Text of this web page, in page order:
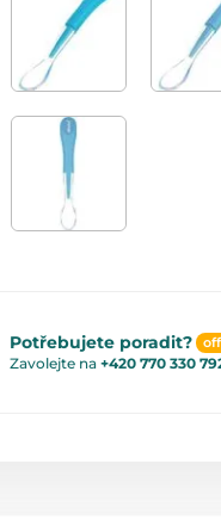
Potřebujete poradit?
Zavolejte na +420 770 330